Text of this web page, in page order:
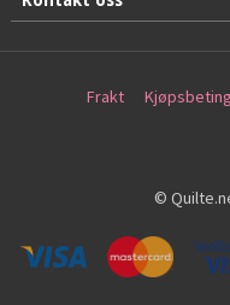
Frakt
©